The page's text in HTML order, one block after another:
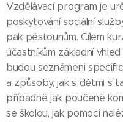
Vzdělávací program je
poskytování sociální
pak pěstounům. Cílem
účastníkům základní
budou seznámeni
a způsoby, jak s dětmi s
případně jak poučeně
se školou, jak pomoci